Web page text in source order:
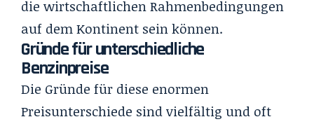
die wirtschaftlichen Rahmenbedingungen
auf dem Kontinent sein können.
Gründe für unterschiedliche
Benzinpreise
Die Gründe für diese enormen
Preisunterschiede sind vielfältig und oft